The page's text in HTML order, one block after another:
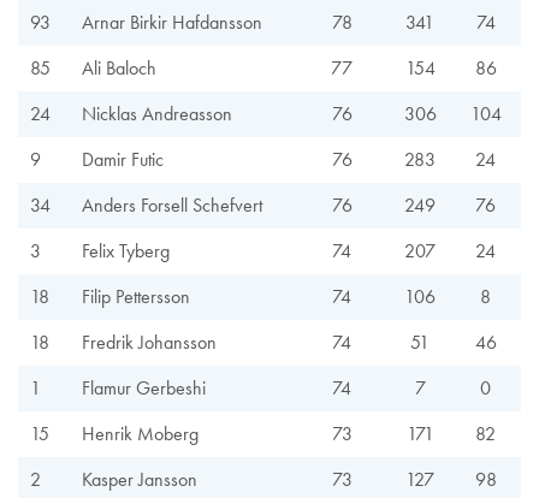
93
Arnar Birkir Hafdansson 78 341
74
85
Ali Baloch 77 154
86
24
Nicklas Andreasson 76 306
104
9
Damir Futic 76 283
24
34
Anders Forsell Schefvert 76 249
76
3
Felix Tyberg 74 207
24
18
Filip Pettersson 74 106
8
18
Fredrik Johansson 74 51
46
1
Flamur Gerbeshi 74 7
0
15
Henrik Moberg 73 171
82
2
Kasper Jansson 73 127
98